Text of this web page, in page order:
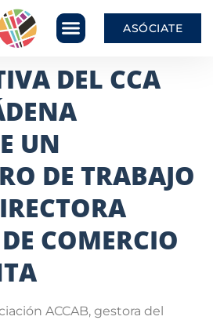
ASÓCIATE
DEL CCA
UN
DE TRABAJO
COMERCIO
ACCAB, gestora del